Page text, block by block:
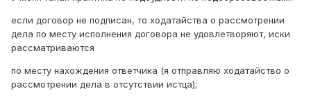
если договор не подписан, то ходатайства о рассмотрении
дела по месту исполнения договора не удовлетворяют, иски
рассматриваются
по месту нахождения ответчика (я отправляю ходатайство о
рассмотрении дела в отсутствии истца);